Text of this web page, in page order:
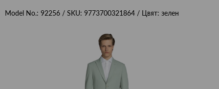
Model No.: 92256 / SKU: 9773700321864 / Цвят: зелен